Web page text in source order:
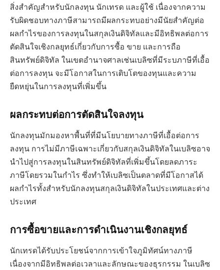
สิ่งสำคัญสำหรับนักลงทุน นักเทรด และผู้ใช้ เนื่องจากความ
รับผิดชอบทางภาษีสามารถมีผลกระทบอย่างมีนัยสำคัญต่อ
ผลกำไรของการลงทุนในสกุลเงินดิจิทัลและมีอิทธิพลต่อการ
ตัดสินใจเชิงกลยุทธ์เกี่ยวกับการซื้อ ขาย และการถือ
สินทรัพย์ดิจิทัล ในเขตอำนาจศาลเช่นเบลิซที่มีระบภาษีที่เอื้อ
ต่อการลงทุน จะมีโอกาสในการเติบโตของทุนและความ
ยืดหยุ่นในการลงทุนที่เพิ่มขึ้น
ผลกระทบต่อการตัดสินใจลงทุน
นักลงทุนมักมองหาพื้นที่ที่มีนโยบายทางภาษีที่เอื้อต่อการ
ลงทุน การไม่มีภาษีเฉพาะเกี่ยวกับสกุลเงินดิจิทัลในเบลิซอาจ
นำไปสู่การลงทุนในสินทรัพย์ดิจิทัลที่เพิ่มขึ้นโดยลดภาระ
ภาษีโดยรวมในกำไร ซึ่งทำให้เบลิซเป็นตลาดที่มีโอกาสได้
ผลกำไรทั้งสำหรับนักลงทุนสกุลเงินดิจิทัลในประเทศและต่าง
ประเทศ
การซื้อขายและการดำเนินงานเชิงกลยุทธ์
นักเทรดได้รับประโยชน์จากการเข้าใจภูมิทัศน์ทางภาษี
เนื่องจากมีอิทธิพลต่อเวลาและลักษณะของธุรกรรม ในเบลิซ